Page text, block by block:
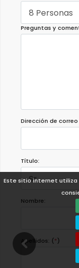
Este sitio internet utiliza
8 Personas
Preguntas y
Dirección de
Título:
Sr.
Nombre:
Apellidos: (*)